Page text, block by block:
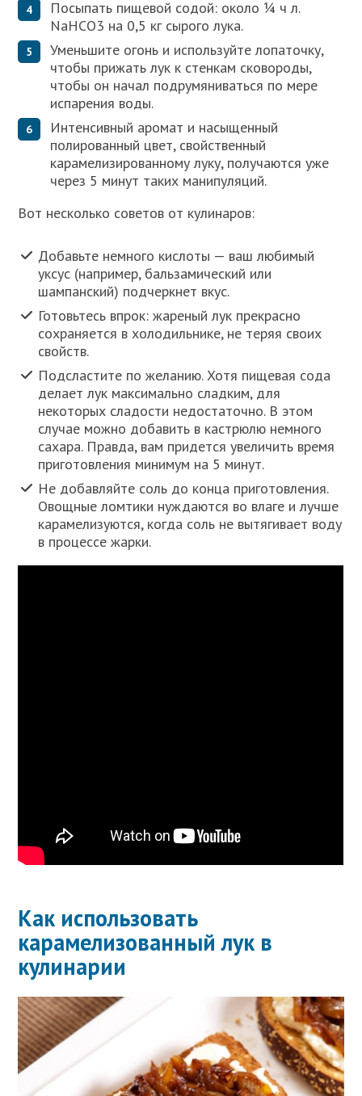
Посыпать пищевой содой: около ¼ ч л.
NaHCO3 на 0,5 кг сырого лука.
Уменьшите огонь и используйте лопаточку,
чтобы прижать лук к стенкам сковороды,
чтобы он начал подрумяниваться по мере
испарения воды.
Интенсивный аромат и насыщенный
полированный цвет, свойственный
карамелизированному луку, получаются уже
через 5 минут таких манипуляций.
Вот несколько советов от кулинаров:
Добавьте немного кислоты — ваш любимый
уксус (например, бальзамический или
шампанский) подчеркнет вкус.
Готовьтесь впрок: жареный лук прекрасно
сохраняется в холодильнике, не теряя своих
свойств.
Подсластите по желанию. Хотя пищевая сода
делает лук максимально сладким, для
некоторых сладости недостаточно. В этом
случае можно добавить в кастрюлю немного
сахара. Правда, вам придется увеличить время
приготовления минимум на 5 минут.
Не добавляйте соль до конца приготовления.
Овощные ломтики нуждаются во влаге и лучше
карамелизуются, когда соль не вытягивает воду
в процессе жарки.
Как использовать
карамелизованный лук в
кулинарии